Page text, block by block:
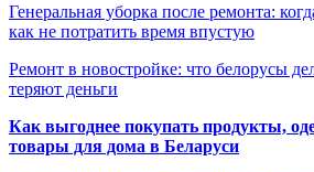
Генеральная уборка после ремонта:
как не потратить время впустую
Ремонт в новостройке: что белорусы
теряют деньги
Как выгоднее покупать продукты,
товары для дома в Беларуси